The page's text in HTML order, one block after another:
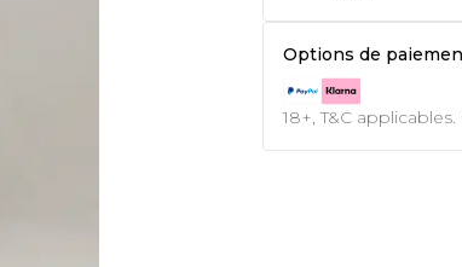
Options de
18+, T&C